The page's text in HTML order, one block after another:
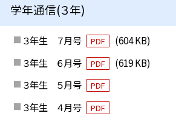
学年通信(３年)
３年生 ７月号 PDF
(604 KB)
３年生 ６月号
PDF
(619 KB)
３年生 ５月号
PDF
３年生 ４月号 PDF